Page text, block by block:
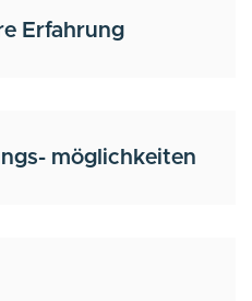
Erfahrung
möglichkeiten